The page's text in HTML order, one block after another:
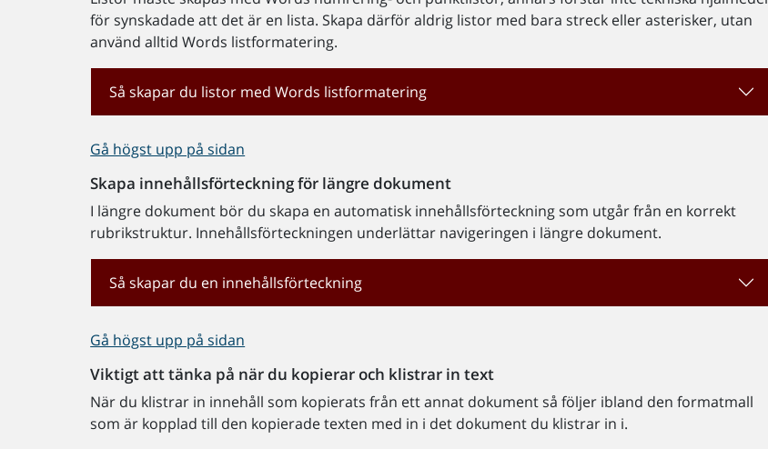
för synskadade att det är en lista. Skapa därför aldrig listor med bara streck eller asterisker, utan
använd alltid Words listformatering.
Så skapar du listor med Words listformatering
Gå högst upp på sidan
Skapa innehållsförteckning för längre dokument
I längre dokument bör du skapa en automatisk innehållsförteckning som utgår från en korrekt
rubrikstruktur. Innehållsförteckningen underlättar navigeringen i längre dokument.
Så skapar du en innehållsförteckning
Gå högst upp på sidan
Viktigt att tänka på när du kopierar och klistrar in text
När du klistrar in innehåll som kopierats från ett annat dokument så följer ibland den formatmall
som är kopplad till den kopierade texten med in i det dokument du klistrar in i.